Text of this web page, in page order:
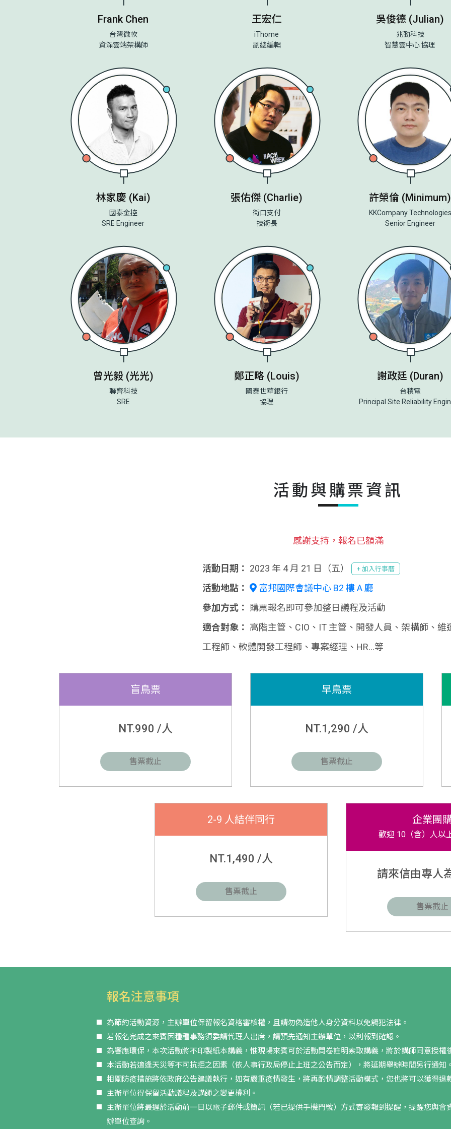
Frank Chen
台灣微軟
資深雲端架構師
王宏仁
iThome
副總編輯
吳俊德 (Julian)
兆勤科技
智慧雲中心 協理
林家慶 (Kai)
國泰金控
SRE Engineer
張佑傑 (Charlie)
街口支付
技術長
許榮倫 (Minimum)
KKCompany Technologies
Senior Engineer
曾光毅 (光光)
聯齊科技
SRE
鄭正略 (Louis)
國泰世華銀行
協理
謝政廷 (Duran)
台積電
Principal Site Reliability
活動與購票資訊
感謝支持，報名已額滿
活動日期： 2023 年 4 月 21 日（五） + 加入行事曆
活動地點：
富邦國際會議中心 B2 樓 A 廳
參加方式： 購票報名即可參加整日議程及活動
適合對象： 高階主管、CIO、IT 主管、開發人員、架構師、維
工程師、軟體開發工程師、專案經理、HR…等
盲鳥票
NT.990 /人
售票截止
早鳥票
NT.1,290 /人
售票截止
2-9 人結伴同行
NT.1,490 /人
售票截止
企業團
歡迎 10（含）人以
請來信由專人
售票截止
報名注意事項
為節約活動資源，主辦單位保留報名資格審核權，且請勿偽造他人身分資料以免觸犯法律。
若報名完成之來賓因種種事務須委請代理人出席，請預先通知主辦單位，以利報到確認。
為響應環保，本次活動將不印製紙本講義，惟現場來賓可於活動問卷註明索取講義，將於講師同意授權
本活動若適逢天災等不可抗拒之因素（依人事行政局停止上班之公告而定），將延期舉辦時間另行通知。
相關防疫措施將依政府公告建議執行，如有嚴重疫情發生，將再酌情調整活動模式，您也將可以獲得退
主辦單位得保留活動議程及講師之變更權利。
主辦單位將最遲於活動前一日以電子郵件或簡訊（若已提供手機門號）方式寄發報到提醒，提醒您與會
辦單位查詢。